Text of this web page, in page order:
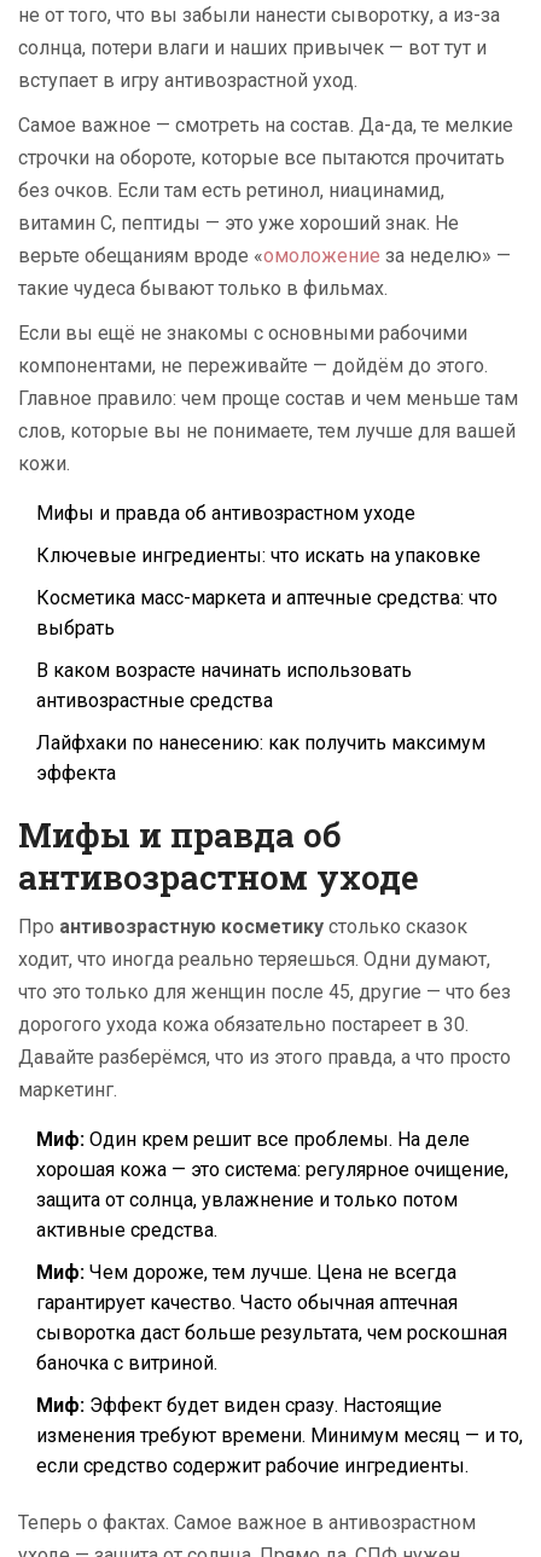
не от того, что вы забыли нанести сыворотку, а из-за
солнца, потери влаги и наших привычек — вот тут и
вступает в игру антивозрастной уход.
Самое важное — смотреть на состав. Да-да, те мелкие
строчки на обороте, которые все пытаются прочитать
без очков. Если там есть ретинол, ниацинамид,
витамин C, пептиды — это уже хороший знак. Не
верьте обещаниям вроде «омоложение за неделю» —
такие чудеса бывают только в фильмах.
Если вы ещё не знакомы с основными рабочими
компонентами, не переживайте — дойдём до этого.
Главное правило: чем проще состав и чем меньше там
слов, которые вы не понимаете, тем лучше для вашей
кожи.
Мифы и правда об антивозрастном уходе
Ключевые ингредиенты: что искать на упаковке
Косметика масс-маркета и аптечные средства: что
выбрать
В каком возрасте начинать использовать
антивозрастные средства
Лайфхаки по нанесению: как получить максимум
эффекта
Мифы и правда об
антивозрастном уходе
Про антивозрастную косметику столько сказок
ходит, что иногда реально теряешься. Одни думают,
что это только для женщин после 45, другие — что без
дорогого ухода кожа обязательно постареет в 30.
Давайте разберёмся, что из этого правда, а что просто
маркетинг.
Миф: Один крем решит все проблемы. На деле
хорошая кожа — это система: регулярное очищение,
защита от солнца, увлажнение и только потом
активные средства.
Миф: Чем дороже, тем лучше. Цена не всегда
гарантирует качество. Часто обычная аптечная
сыворотка даст больше результата, чем роскошная
баночка с витриной.
Миф: Эффект будет виден сразу. Настоящие
изменения требуют времени. Минимум месяц — и то,
если средство содержит рабочие ингредиенты.
Теперь о фактах. Самое важное в антивозрастном